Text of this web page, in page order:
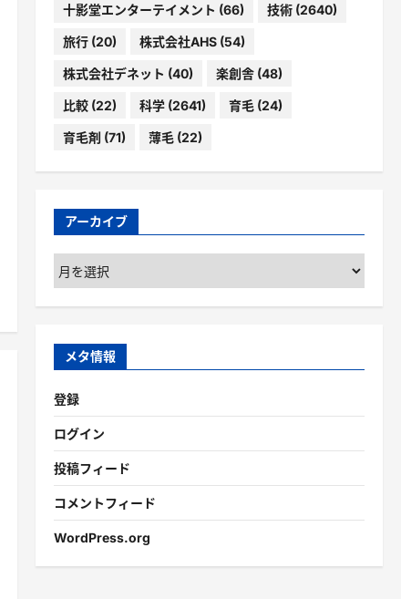
十影堂エンターテイメント (66) 技術(2640)
旅行(20) 株式会社AHS(54)
株式会社デネット (40) 楽創舎(48)
比較(22) 科学(2641) 育毛(24)
育毛剤 (71) 薄毛(22)
アーカイブ
ア
ー
カ
ブ
メタ情報
登録
ログイン
投稿フィード
コメントフィード
WordPress.org